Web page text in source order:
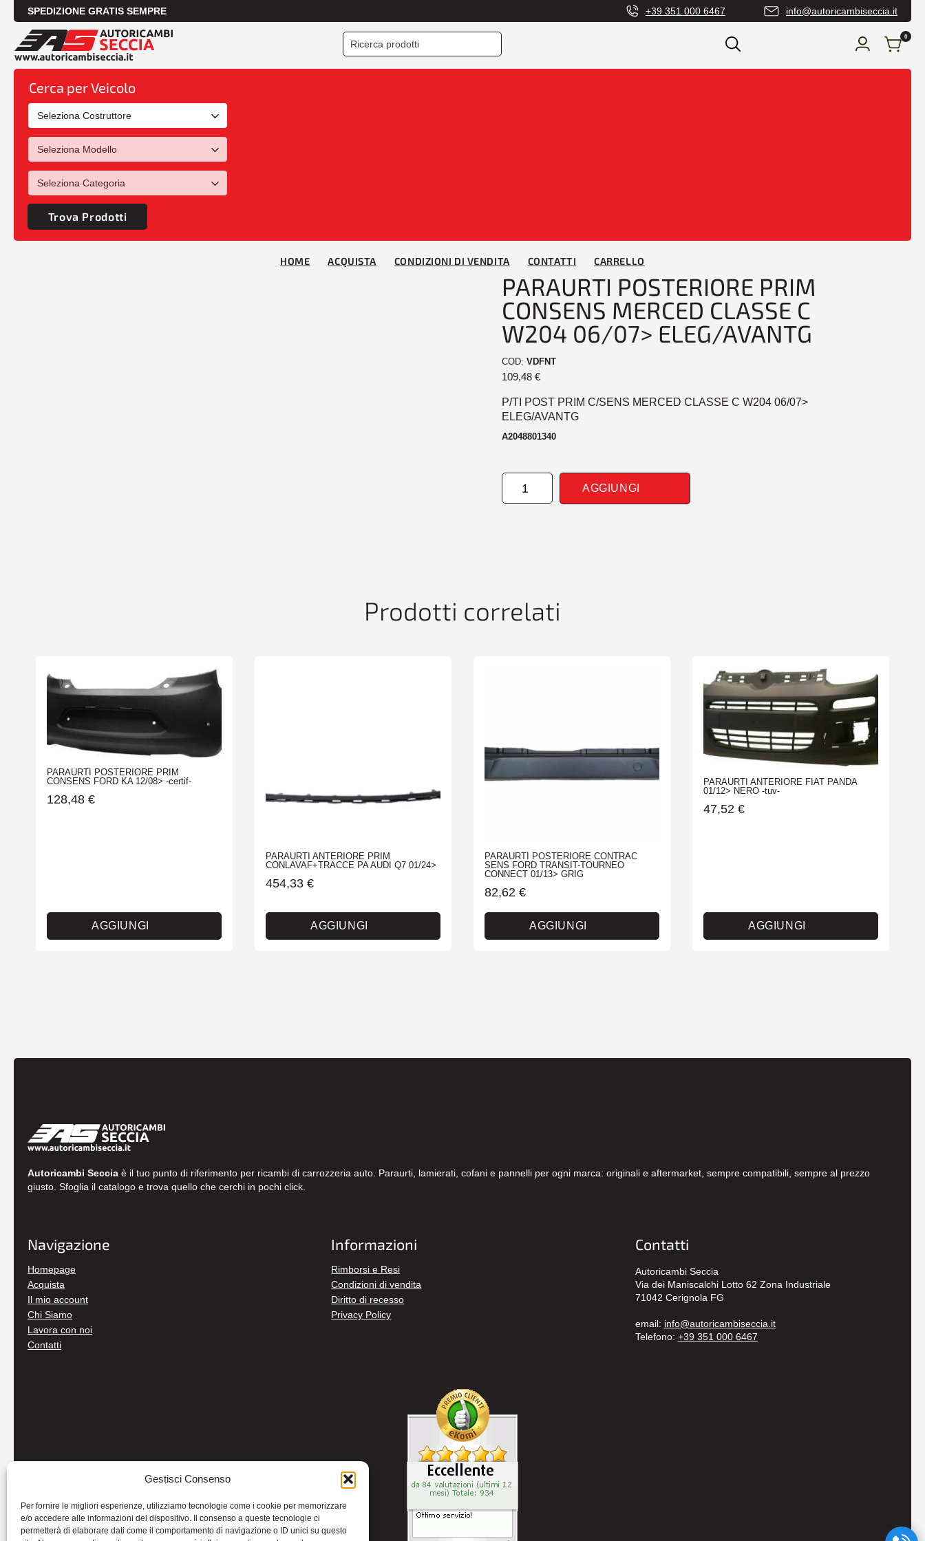
Gestisci Consenso
Per fornire le migliori esperienze, utilizziamo tecnologie come i cookie per memorizzare
e/o accedere alle informazioni del dispositivo. Il consenso a queste tecnologie ci
permetterà di elaborare dati come il comportamento di navigazione o ID unici su questo
SPEDIZIONE GRATIS SEMPRE +39 351 000 6467 info@autoricambiseccia.it
0
Cerca per Veicolo
Trova Prodotti
HOME ACQUISTA CONDIZIONI DI VENDITA CONTATTI CARRELLO
ELEG/AVANTG
PARAURTI POSTERIORE PRIM
CONSENS MERCED CLASSE C
W204 06/07> ELEG/AVANTG
COD: VDFNT
109,48 €
P/TI POST PRIM C/SENS MERCED CLASSE C W204 06/07>
ELEG/AVANTG
A2048801340
PARAURTI
POSTERIORE
ELEG/AVANTG
quantità
AGGIUNGI
Prodotti correlati
PARAURTI POSTERIORE PRIM
CONSENS FORD KA 12/08> -certif-
128,48 €
AGGIUNGI
PARAURTI ANTERIORE PRIM
CONLAVAF+TRACCE PA AUDI Q7 01/24>
454,33 €
AGGIUNGI
PARAURTI POSTERIORE CONTRAC
SENS FORD TRANSIT-TOURNEO
CONNECT 01/13> GRIG
82,62 €
AGGIUNGI
PARAURTI ANTERIORE FIAT PANDA
01/12> NERO -tuv-
47,52 €
AGGIUNGI
Autoricambi Seccia è il tuo punto di riferimento per ricambi di carrozzeria auto. Paraurti, lamierati, cofani e pannelli per ogni marca: originali e aftermarket, sempre compatibili, sempre al prezzo
giusto. Sfoglia il catalogo e trova quello che cerchi in pochi click.
Navigazione
Homepage
Acquista
Il mio account
Chi Siamo
Lavora con noi
Contatti
Informazioni
Rimborsi e Resi
Condizioni di vendita
Diritto di recesso
Privacy Policy
Contatti
Autoricambi Seccia
Via dei Maniscalchi Lotto 62 Zona Industriale
71042 Cerignola FG
email: info@autoricambiseccia.it
Telefono: +39 351 000 6467